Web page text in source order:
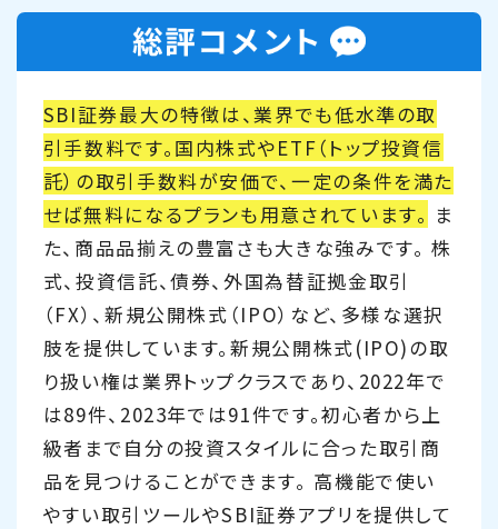
SBI証券最大の特徴は、業界でも低水準の取
引手数料です。国内株式やETF（トップ投資信
託）の取引手数料が安価で、一定の条件を満た
せば無料になるプランも用意されています。 ま
た、商品品揃えの豊富さも大きな強みです。 株
式、投資信託、債券、外国為替証拠金取引
（FX）、新規公開株式（IPO）など、多様な選択
肢を提供しています。新規公開株式(IPO)の取
り扱い権は業界トップクラスであり、2022年で
は89件、2023年では91件です。初心者から上
級者まで自分の投資スタイルに合った取引商
品を見つけることができます。 高機能で使い
やすい取引ツールやSBI証券アプリを提供して